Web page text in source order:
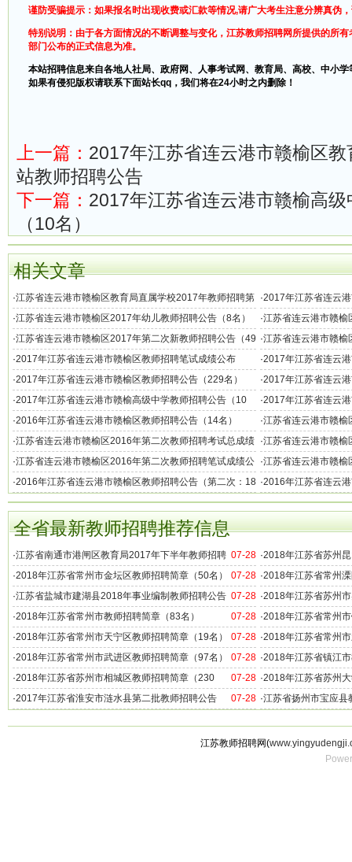
谨防受骗提示：如果报名时出现收费或汇款等情况,请广大考生注意分辨真伪
特别说明：由于各方面情况的不断调整与变化，江苏教师招聘网所提供的所
部门公布的正式信息为准。
本站招聘信息来自各地人社局、政府网、人事考试网、教育局、高校、中小
如果有侵犯版权请联系下面站长qq，我们将在24小时之内删除！
上一篇： 2017年江苏省连云港市赣榆区
站教师招聘公告
下一篇： 2017年江苏省连云港市赣榆高
（10名）
相关文章
·江苏省连云港市赣榆区教育局直属学校2017年教师招聘第
一站（长春）岗位招聘情况说明
·2017年江苏省连云
·江苏省连云港市赣榆区2017年幼儿教师招聘公告（8名） ·江苏省连云港市赣榆
新教师招聘核减部分
·江苏省连云港市赣榆区2017年第二次新教师招聘公告（49
名）
·江苏省连云港市赣榆
·2017年江苏省连云港市赣榆区教师招聘笔试成绩公布 ·2017年江苏省连云
·2017年江苏省连云港市赣榆区教师招聘公告（229名） ·2017年江苏省连云
·2017年江苏省连云港市赣榆高级中学教师招聘公告（10
名）
·2017年江苏省连云
师招聘公告
·2016年江苏省连云港市赣榆区教师招聘公告（14名） ·江苏省连云港市赣榆
用人员名单公示
·江苏省连云港市赣榆区2016年第二次教师招聘考试总成绩
公示
·江苏省连云港市赣榆
·江苏省连云港市赣榆区2016年第二次教师招聘笔试成绩公
示
·江苏省连云港市赣榆
成绩公示
·2016年江苏省连云港市赣榆区教师招聘公告（第二次：18
名）
·2016年江苏省连云
名）
全省最新教师招聘推荐信息
07-28
·江苏省南通市港闸区教育局2017年下半年教师招聘
公告（50名）
·2018年江苏省苏州
07-28
·2018年江苏省常州市金坛区教师招聘简章（50名） ·2018年江苏省常州
07-28
·江苏省盐城市建湖县2018年事业编制教师招聘公告
（50名）
·2018年江苏省苏州
名）
07-28
·2018年江苏省常州市教师招聘简章（83名） ·2018年江苏省常州
07-28
·2018年江苏省常州市天宁区教师招聘简章（19名） ·2018年江苏省常州
名）
07-28
·2018年江苏省常州市武进区教师招聘简章（97名） ·2018年江苏省镇江
07-28
·2018年江苏省苏州市相城区教师招聘简章（230
名）
·2018年江苏省苏州
07-28
·2017年江苏省淮安市涟水县第二批教师招聘公告
·江苏省扬州市宝应县
江苏教师招聘网(